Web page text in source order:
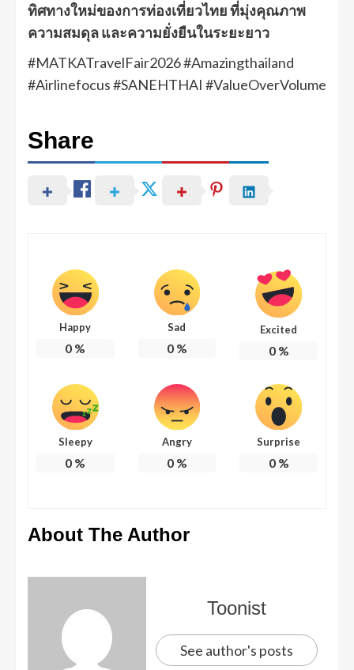
ทิศทางใหม่ของการท่องเที่ยวไทย ที่มุ่งคุณภาพ
ความสมดุล และความยั่งยืนในระยะยาว
#MATKATravelFair2026 #Amazingthailand
#Airlinefocus #SANEHTHAI #ValueOverVolume
Share
Happy
0 %
Sad
0%
Excited
0%
Sleepy
0 %
Angry
0%
Surprise
0%
About The Author
Toonist
See author's posts